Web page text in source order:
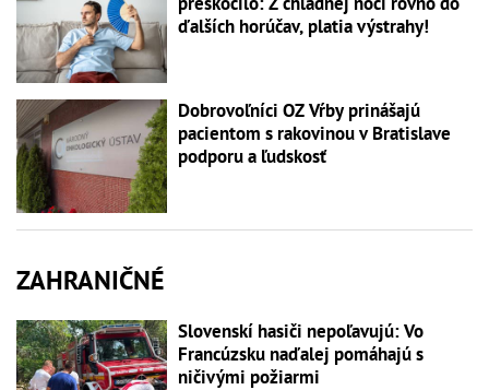
ďalších horúčav, platia výstrahy!
Dobrovoľníci OZ Vŕby prinášajú
pacientom s rakovinou v Bratislave
podporu a ľudskosť
ZAHRANIČNÉ
Slovenskí hasiči nepoľavujú: Vo
Francúzsku naďalej pomáhajú s
ničivými požiarmi